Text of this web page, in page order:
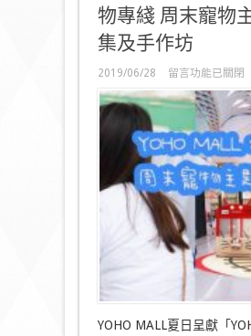
物專綫 周末寵物
集及手作坊
2019/06/28
在
〈YOHO
MALL
JEKCA
寵
物
專
綫
周
末
寵
物
及
留言功能已關閉
YOHO MALL夏日呈獻「